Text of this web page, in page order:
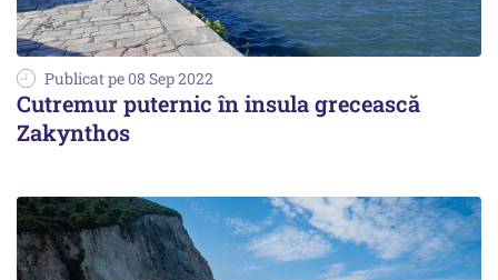
Publicat pe 08 Sep 2022
Cutremur puternic în insula grecească
Zakynthos